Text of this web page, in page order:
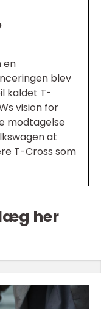
en
blev
kaldet T-
vision for
modtagelse
at
T-Cross som
her